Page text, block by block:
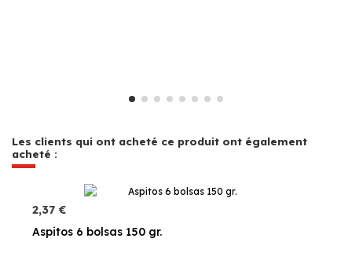
Les clients qui ont acheté ce produit ont également
acheté :
2,37 €
Aspitos 6 bolsas 150 gr.